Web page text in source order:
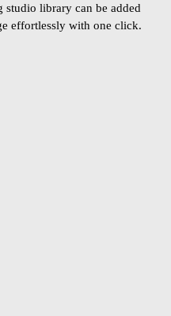
studio library can be added
effortlessly with one click.